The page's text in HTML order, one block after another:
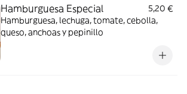
Hamburguesa Especial
5,20 €
Hamburguesa, lechuga, tomate, cebolla,
queso, anchoas y pepinillo